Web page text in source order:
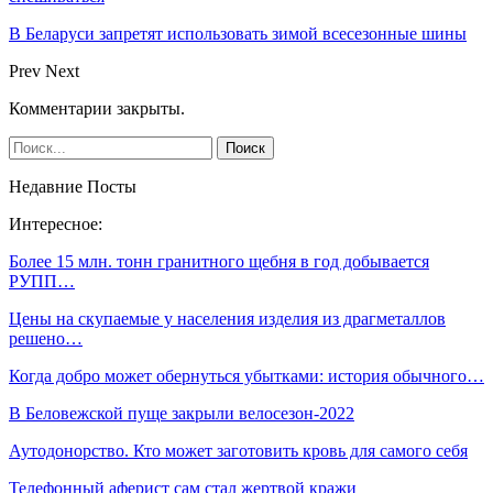
В Беларуси запретят использовать зимой всесезонные шины
Prev Next
Комментарии закрыты.
Недавние Посты
Интересное:
Более 15 млн. тонн гранитного щебня в год добывается
РУПП…
Цены на скупаемые у населения изделия из драгметаллов
решено…
Когда добро может обернуться убытками: история обычного…
В Беловежской пуще закрыли велосезон-2022
Аутодонорство. Кто может заготовить кровь для самого себя
Телефонный аферист сам стал жертвой кражи